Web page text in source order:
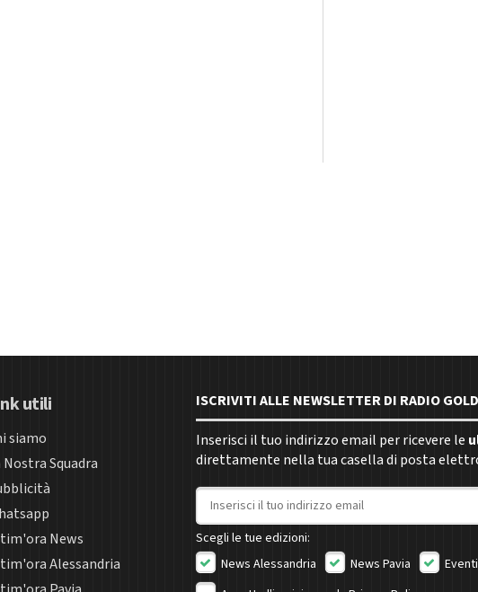
utili
siamo
Nostra Squadra
News
Alessandria
ISCRIVITI ALLE NEWSLETTER DI RADIO GOLD
Inserisci il tuo indirizzo email per ricevere le
direttamente nella tua casella di posta
Indirizzo email
Scegli le tue edizioni:
News Alessandria
News Pavia